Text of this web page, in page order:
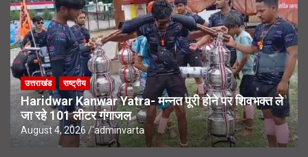
उत्तराखंड राष्ट्रीय
Haridwar Kanwar Yatra- मन्नत पूरी होने पर शिवभक्त ले
जा रहे 101 लीटर गंगाजल
August 4, 2026 adminvarta